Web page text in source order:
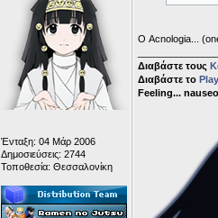
Ένταξη: 04 Μάρ 2006
Δημοσιεύσεις: 2744
Τοποθεσία: Θεσσαλονίκη
Ο Acnologia...
Διαβάστε τους
Διαβάστε το
Feeling...